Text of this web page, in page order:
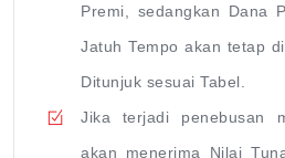
Premi, sedangkan Dana
Jatuh Tempo akan tetap
Ditunjuk sesuai Tabel.
Jika terjadi penebusan
akan menerima Nilai